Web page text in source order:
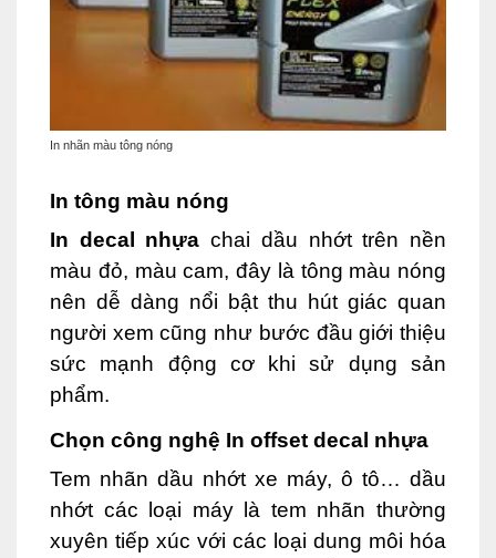
In nhãn màu tông nóng
In tông màu nóng
In decal nhựa chai dầu nhớt trên nền
màu đỏ, màu cam, đây là tông màu nóng
nên dễ dàng nổi bật thu hút giác quan
người xem cũng như bước đầu giới thiệu
sức mạnh động cơ khi sử dụng sản
phẩm.
Chọn công nghệ In offset decal nhựa
Tem nhãn dầu nhớt xe máy, ô tô… dầu
nhớt các loại máy là tem nhãn thường
xuyên tiếp xúc với các loại dung môi hóa